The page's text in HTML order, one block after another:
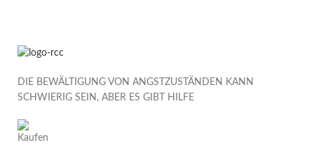
DIE BEWÄLTIGUNG VON ANGSTZUSTÄNDEN KANN
SCHWIERIG SEIN, ABER ES GIBT HILFE